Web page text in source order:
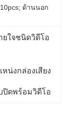
ด้านนอก
ยใจชนิดวิดีโอ
น่งกล่องเสียง
ปิดพร้อมวิดีโอ